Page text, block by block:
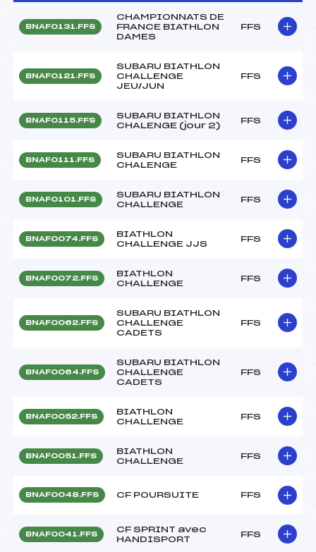
BNAF0131.FFS
CHAMPIONNATS DE
FRANCE BIATHLON
DAMES
FFS
BNAF0121.FFS
SUBARU BIATHLON
CHALLENGE
JEU/JUN
FFS
BNAF0115.FFS
SUBARU BIATHLON
CHALENGE (jour 2)
FFS
BNAF0111.FFS
SUBARU BIATHLON
CHALENGE
FFS
BNAF0101.FFS
SUBARU BIATHLON
CHALLENGE
FFS
BNAF0074.FFS
BIATHLON
CHALLENGE JJS
FFS
BNAF0072.FFS
BIATHLON
CHALLENGE
FFS
BNAF0062.FFS
SUBARU BIATHLON
CHALLENGE
CADETS
FFS
BNAF0064.FFS
SUBARU BIATHLON
CHALLENGE
CADETS
FFS
BNAF0052.FFS
BIATHLON
CHALLENGE
FFS
BNAF0051.FFS
BIATHLON
CHALLENGE
FFS
BNAF0048.FFS CF POURSUITE FFS
BNAF0041.FFS
CF SPRINT avec
HANDISPORT
FFS